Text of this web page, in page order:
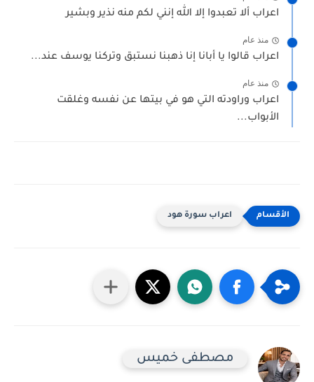
اعراب ألا تعبدوا إلا الله إنني لكم منه نذير وبشير
منذ عام
اعراب قالوا يا أبانا إنا ذهبنا نستبق وتركنا يوسف عند...
منذ عام
اعراب وراودته التي هو في بيتها عن نفسه وغلقت
الأبواب...
اعراب سورة هود
مصطفى خميس